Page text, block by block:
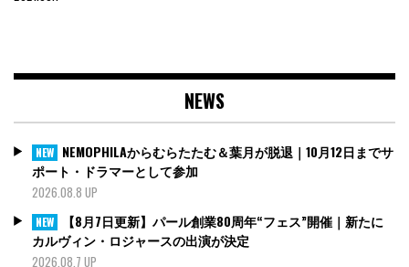
NEWS
NEW NEMOPHILAからむらたたむ＆葉月が脱退｜10月12日までサ
ポート・ドラマーとして参加
2026.08.8 UP
NEW
【8月7日更新】パール創業80周年“フェス”開催｜新たに
カルヴィン・ロジャースの出演が決定
2026.08.7 UP